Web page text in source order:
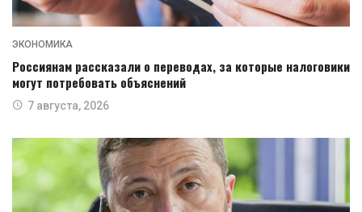
ЭКОНОМИКА
Россиянам рассказали о переводах, за которые налоговики
могут потребовать объяснений
7 августа, 2026